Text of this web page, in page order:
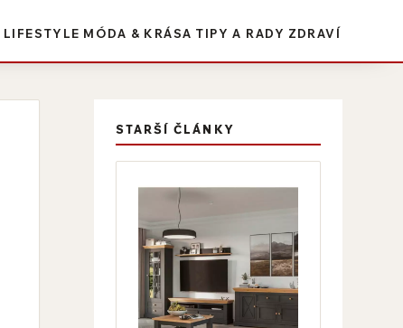
LIFESTYLE MÓDA & KRÁSA TIPY A RADY ZDRAVÍ
STARŠÍ ČLÁNKY